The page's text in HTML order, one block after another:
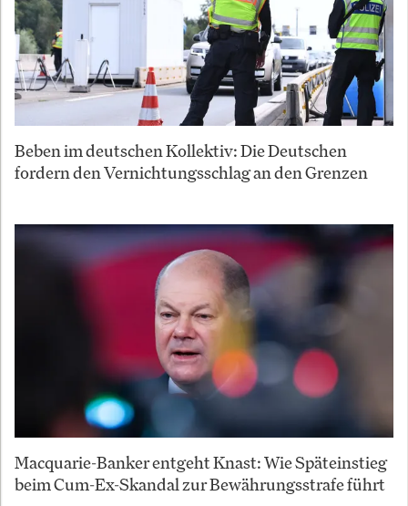
Beben im deutschen Kollektiv: Die Deutschen
fordern den Vernichtungsschlag an den Grenzen
Macquarie-Banker entgeht Knast: Wie Späteinstieg
beim Cum-Ex-Skandal zur Bewährungsstrafe führt